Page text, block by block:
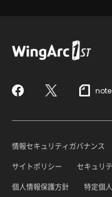
FacebookX
情報セキュリティガバナンス
サイトポリシー
セキュリ
個人情報保護方針
特定個